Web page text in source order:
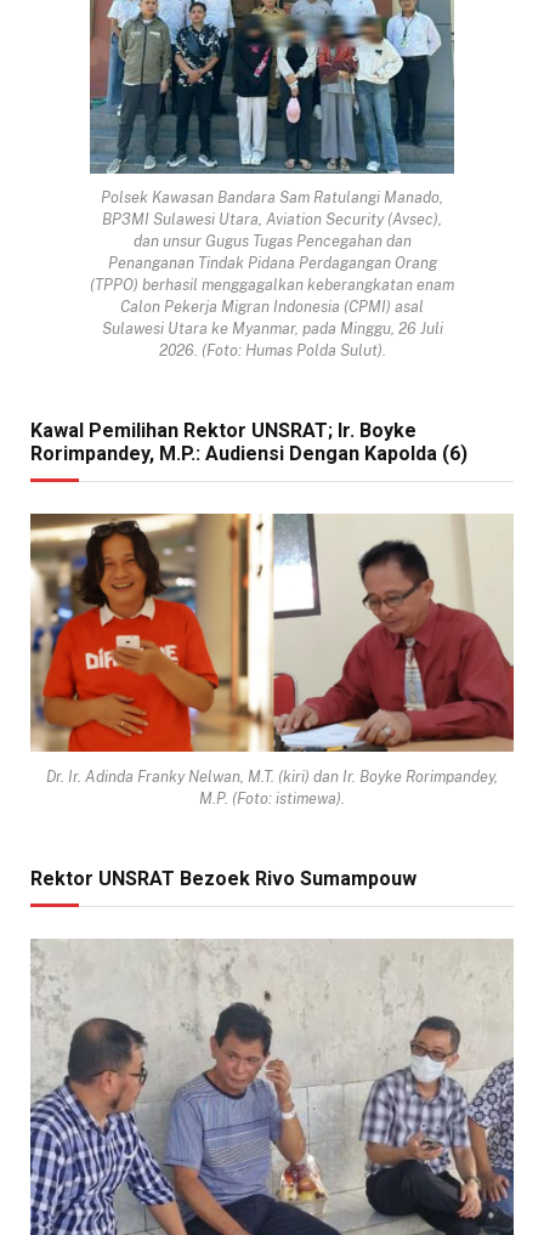
Polsek Kawasan Bandara Sam Ratulangi Manado,
BP3MI Sulawesi Utara, Aviation Security (Avsec),
dan unsur Gugus Tugas Pencegahan dan
Penanganan Tindak Pidana Perdagangan Orang
(TPPO) berhasil menggagalkan keberangkatan enam
Calon Pekerja Migran Indonesia (CPMI) asal
Sulawesi Utara ke Myanmar, pada Minggu, 26 Juli
2026. (Foto: Humas Polda Sulut).
Kawal Pemilihan Rektor UNSRAT; Ir. Boyke
Rorimpandey, M.P.: Audiensi Dengan Kapolda (6)
Dr. Ir. Adinda Franky Nelwan, M.T. (kiri) dan Ir. Boyke Rorimpandey,
M.P. (Foto: istimewa).
Rektor UNSRAT Bezoek Rivo Sumampouw